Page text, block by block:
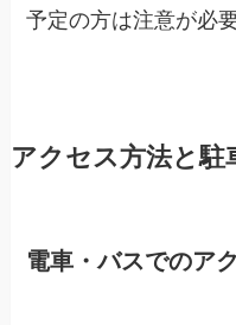
予定の方は注意が必
アクセス方法と駐
電車・バスでのア